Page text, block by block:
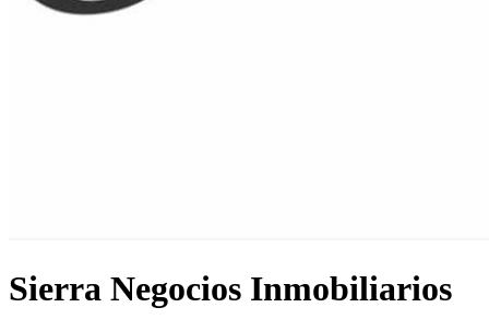
Sierra Negocios Inmobiliarios